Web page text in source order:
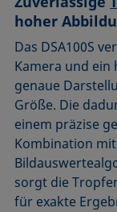
hoher
Das DSA100S
Kamera und
genaue
Größe. Die
einem präzise
Kombination
sorgt die
für exakte